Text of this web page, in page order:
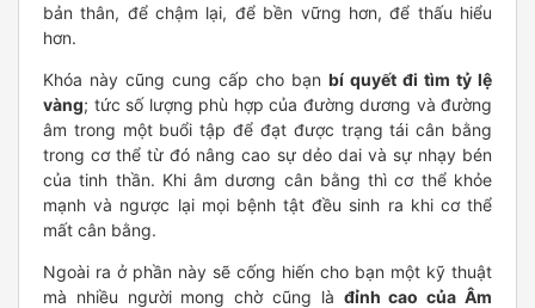
bản thân, để chậm lại, để bền vững hơn, để thấu hiểu
hơn.
Khóa này cũng cung cấp cho bạn bí quyết đi tìm tỷ lệ
vàng; tức số lượng phù hợp của đường dương và đường
âm trong một buổi tập để đạt được trạng tái cân bằng
trong cơ thể từ đó nâng cao sự dẻo dai và sự nhạy bén
của tinh thần. Khi âm dương cân bằng thì cơ thể khỏe
mạnh và ngược lại mọi bệnh tật đều sinh ra khi cơ thể
mất cân bằng.
Ngoài ra ở phần này sẽ cống hiến cho bạn một kỹ thuật
mà nhiều người mong chờ cũng là đỉnh cao của Âm